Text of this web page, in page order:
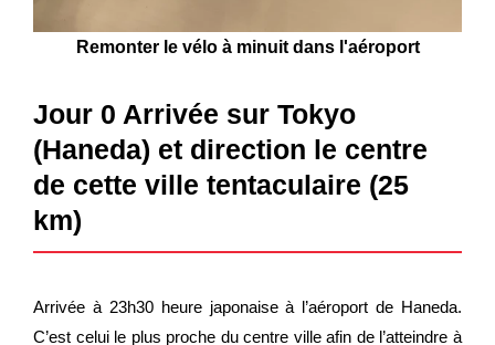
Remonter le vélo à minuit dans l'aéroport
Jour 0 Arrivée sur Tokyo
(Haneda) et direction le centre
de cette ville tentaculaire (25
km)
Arrivée à 23h30 heure japonaise à l’aéroport de Haneda.
C’est celui le plus proche du centre ville afin de l’atteindre à